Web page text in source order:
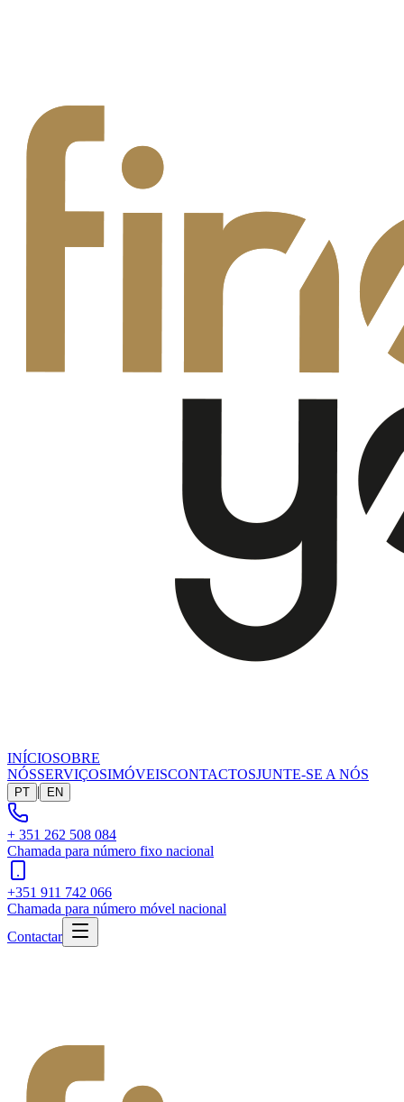
INÍCIOSOBRE
NÓSSERVIÇOSIMÓVEISCONTACTOSJUNTE-SE A NÓS
PT | EN
+ 351 262 508 084
Chamada para número fixo nacional
+351 911 742 066
Chamada para número móvel nacional
Contactar